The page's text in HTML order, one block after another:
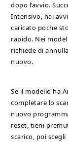
dopo l’avvio.
Intensivo, hai
caricato poche
rapido. Nei
richiede di
nuovo.
Se il modello ha
completare lo
nuovo
reset, tieni
scarico, poi